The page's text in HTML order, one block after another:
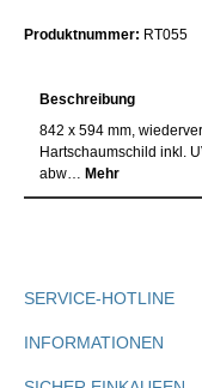
Produktnummer: RT055
Beschreibung
842 x 594 mm,
Hartschaumschild inkl.
abw… Mehr
SERVICE-HOTLINE
INFORMATIONEN